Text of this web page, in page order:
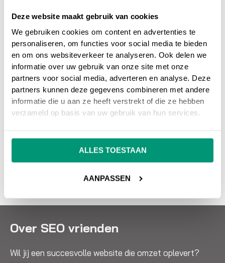
Deze website maakt gebruik van cookies
We gebruiken cookies om content en advertenties te
personaliseren, om functies voor social media te bieden
en om ons websiteverkeer te analyseren. Ook delen we
informatie over uw gebruik van onze site met onze
partners voor social media, adverteren en analyse. Deze
partners kunnen deze gegevens combineren met andere
informatie die u aan ze heeft verstrekt of die ze hebben
verzameld op basis van uw gebruik van hun services.
ALLES TOESTAAN
AANPASSEN
Heb je nog vragen overBreadcrumbs, neem
dan gerust contact met ons op.
Wil je meer weten over online marketing om je
website beter vindbaar te maken?Wij
adviseren en helpen je graag bij SEO
zoekmachine optimalisatie en SEA
NEEM CONTACT OP
Over SEO vrienden
Wil jij een succesvolle website die omzet oplevert?